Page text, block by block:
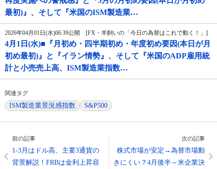
最初)』、そして『米国のISM製造業…
2026年04月01日(水)06:39公開 [FX・羊飼いの「今日の為替はこれで動く！」]
4月1日(水)■『月初め・四半期初め・年度初め要因(本日が月
初め最初)』と『イラン情勢』、そして『米国のADP雇用統
計と小売売上高、ISM製造業指数…
関連タグ
ISM製造業景況感指数 S&P500
前の記事
1-3月はドル高、主要3通貨の
背景解説！FRBは金利上昇容
次の記事
株式市場が安定→為替市場動
きにくい？4月後半～米企業決